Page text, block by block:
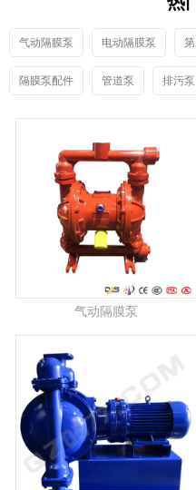
气动隔膜泵 电动隔膜泵
隔膜泵配件 管道泵 排污泵
气动隔膜泵